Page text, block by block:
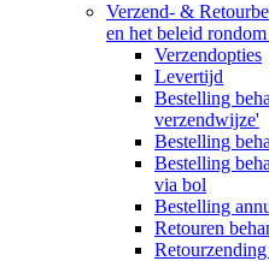
Verzend- &
en het beleid
Verzendopties
Levertijd
Bestelling
verzendwijze'
Bestelling
Bestelling
via bol
Bestelling
Retouren